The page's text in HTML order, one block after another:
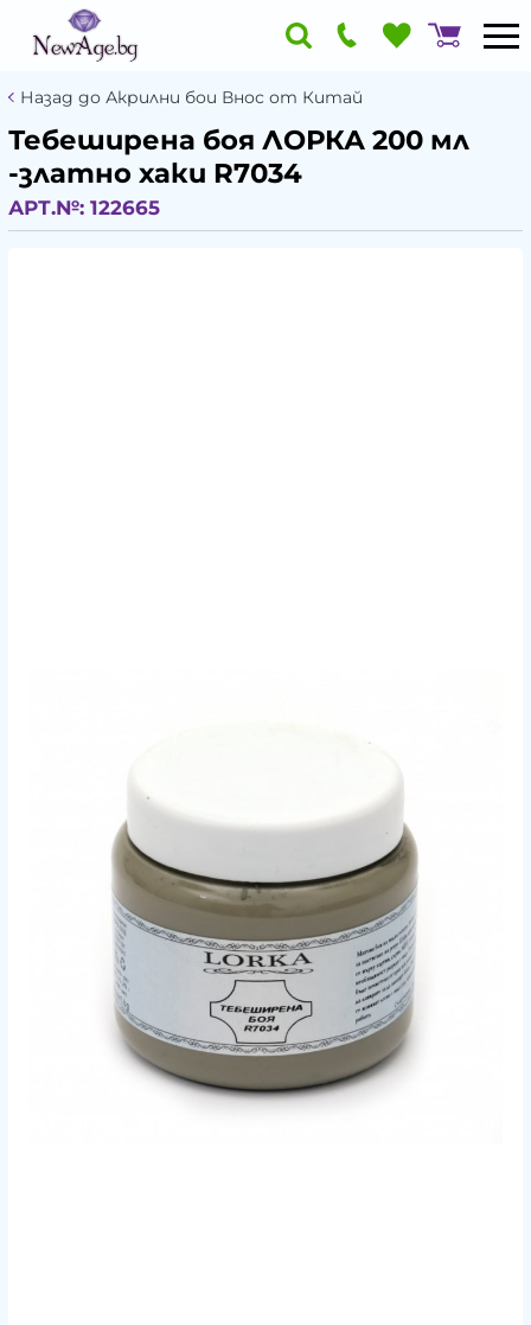
Назад до Акрилни бои Внос от Китай
Тебеширена боя ЛОРКА 200 мл
-златно хаки R7034
АРТ.№: 122665